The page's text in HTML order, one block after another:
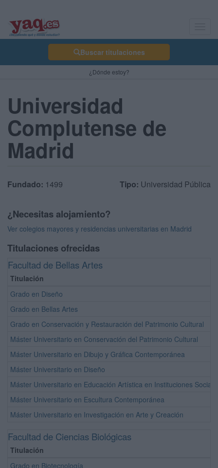
Buscar titulaciones
¿Dónde estoy?
Universidad
Complutense de
Madrid
Fundado: 1499 Tipo: Universidad Pública
¿Necesitas alojamiento?
Ver colegios mayores y residencias universitarias en Madrid
Titulaciones ofrecidas
Facultad de Bellas Artes
Titulación
Grado en Diseño
Grado en Bellas Artes
Grado en Conservación y Restauración del Patrimonio Cultural
Máster Universitario en Conservación del Patrimonio Cultural
Máster Universitario en Dibujo y Gráfica Contemporánea
Máster Universitario en Diseño
Máster Universitario en Educación Artística en Instituciones
Máster Universitario en Escultura Contemporánea
Máster Universitario en Investigación en Arte y Creación
Facultad de Ciencias Biológicas
Titulación
Grado en Biotecnología